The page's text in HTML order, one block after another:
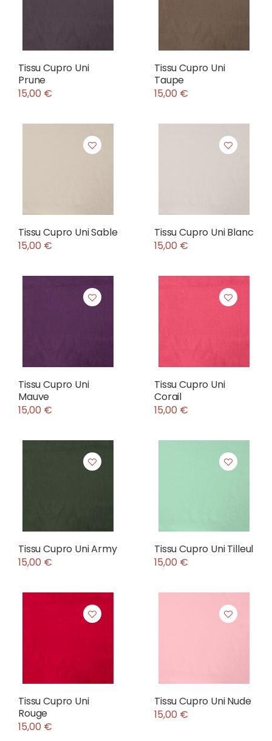
Tissu Cupro Uni
Prune
15,00 €
Tissu Cupro Uni
Taupe
15,00 €
Tissu Cupro Uni Sable
15,00 €
Tissu Cupro Uni Blanc
15,00 €
Tissu Cupro Uni
Mauve
15,00 €
Tissu Cupro Uni
Corail
15,00 €
Tissu Cupro Uni Army
15,00 €
Tissu Cupro Uni Tilleul
15,00 €
Tissu Cupro Uni
Rouge
15,00 €
Tissu Cupro Uni Nude
15,00 €